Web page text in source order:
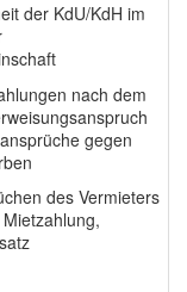
der KdU/KdH im
nach dem
gegen
des Vermieters